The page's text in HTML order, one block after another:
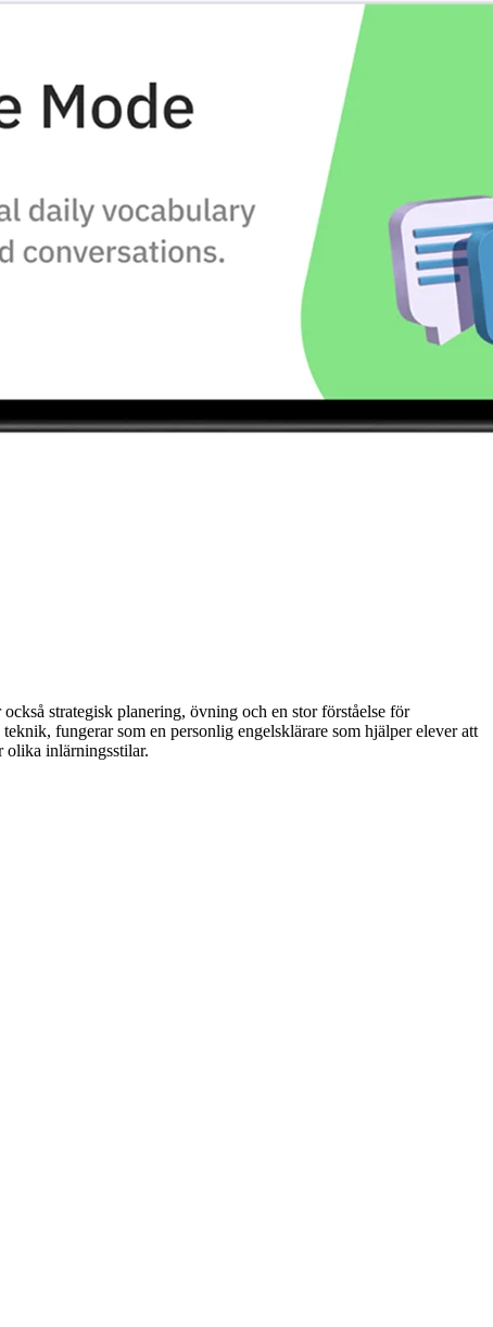
strategisk planering, övning och en stor förståelse för
fungerar som en personlig engelsklärare som hjälper elever att
olika inlärningsstilar.